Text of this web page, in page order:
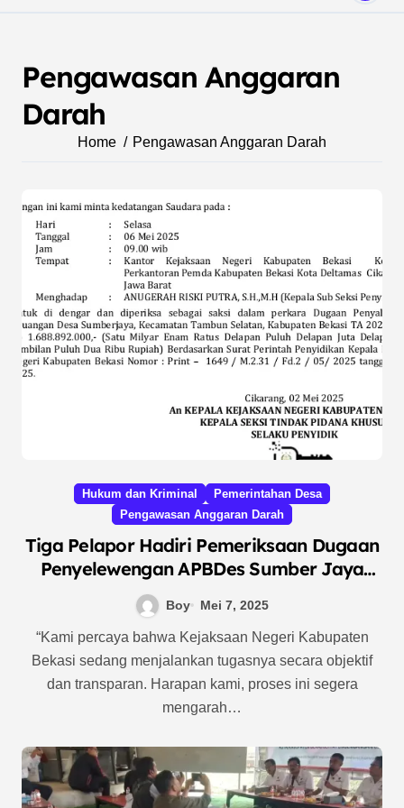
Pengawasan Anggaran
Darah
Home Pengawasan Anggaran Darah
Hukum dan Kriminal
Pemerintahan Desa
Pengawasan Anggaran Darah
Tiga Pelapor Hadiri Pemeriksaan Dugaan
Penyelewengan APBDes Sumber Jaya
2024, Dorong Kejaksaan Tetapkan
Tersangka
Boy Mei 7, 2025
“Kami percaya bahwa Kejaksaan Negeri Kabupaten
Bekasi sedang menjalankan tugasnya secara objektif
dan transparan. Harapan kami, proses ini segera
mengarah…